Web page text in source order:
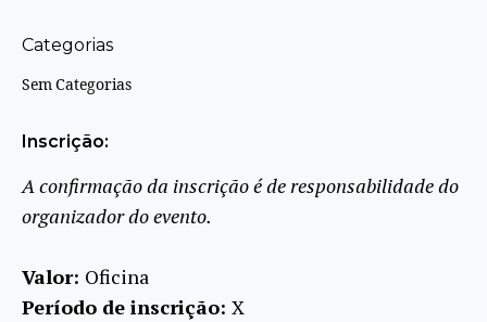
Categorias
Sem Categorias
Inscrição:
A confirmação da inscrição é de responsabilidade do
organizador do evento.
Valor: Oficina
Período de inscrição: X